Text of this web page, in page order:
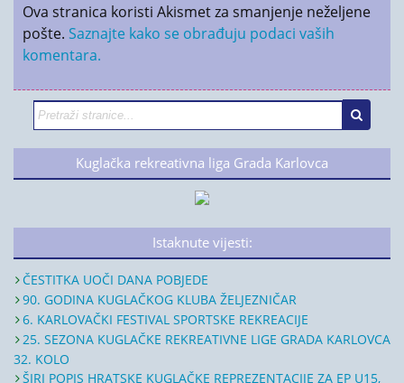
Ova stranica koristi Akismet za smanjenje neželjene
pošte. Saznajte kako se obrađuju podaci vaših
komentara.
Kuglačka rekreativna liga Grada Karlovca
Istaknute vijesti:
ČESTITKA UOČI DANA POBJEDE
90. GODINA KUGLAČKOG KLUBA ŽELJEZNIČAR
6. KARLOVAČKI FESTIVAL SPORTSKE REKREACIJE
25. SEZONA KUGLAČKE REKREATIVNE LIGE GRADA KARLOVCA
32. KOLO
ŠIRI POPIS HRATSKE KUGLAČKE REPREZENTACIJE ZA EP U15,